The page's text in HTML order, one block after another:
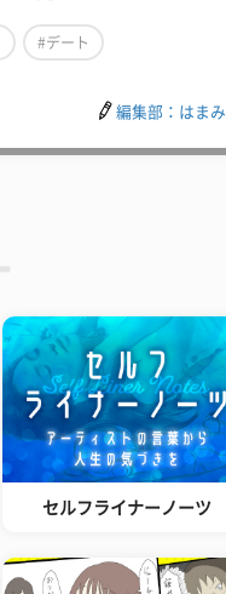
#デート
編集部：はまみ
セルフライナーノーツ